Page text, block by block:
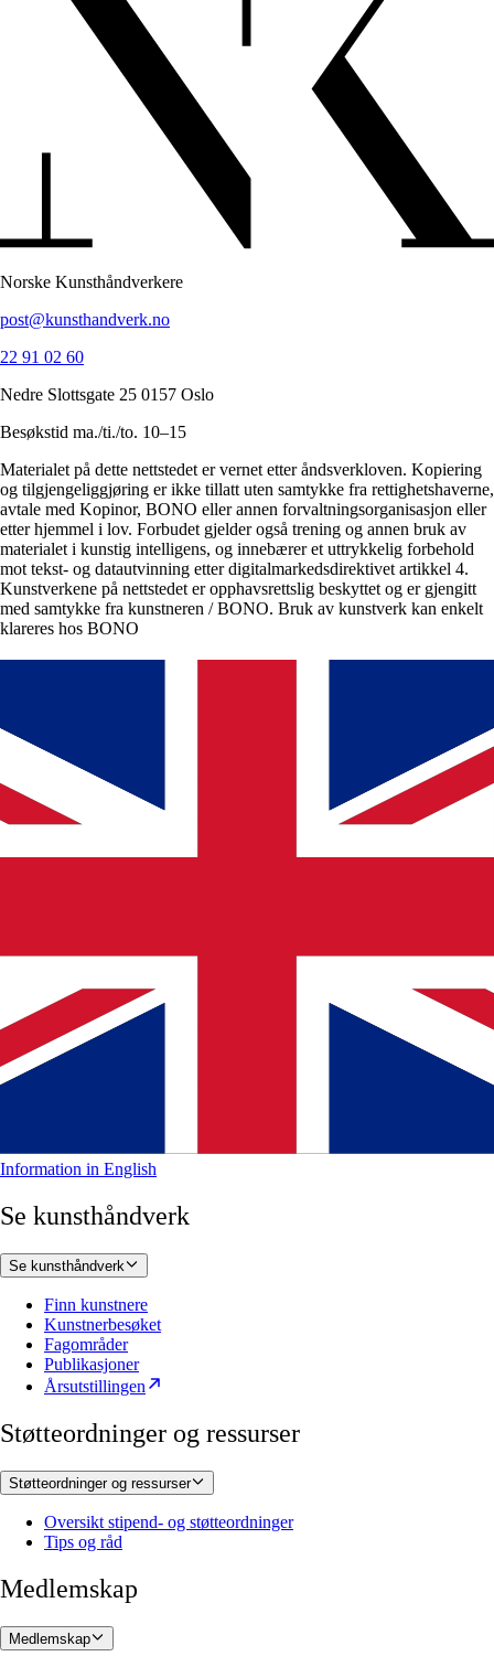
Norske Kunsthåndverkere
post@kunsthandverk.no
22 91 02 60
Nedre Slottsgate 25 0157 Oslo
Besøkstid ma./ti./to. 10–15
Materialet på dette nettstedet er vernet etter åndsverkloven. Kopiering
og tilgjengeliggjøring er ikke tillatt uten samtykke fra rettighetshaverne,
avtale med Kopinor, BONO eller annen forvaltningsorganisasjon eller
etter hjemmel i lov. Forbudet gjelder også trening og annen bruk av
materialet i kunstig intelligens, og innebærer et uttrykkelig forbehold
mot tekst- og datautvinning etter digitalmarkedsdirektivet artikkel 4.
Kunstverkene på nettstedet er opphavsrettslig beskyttet og er gjengitt
med samtykke fra kunstneren / BONO. Bruk av kunstverk kan enkelt
klareres hos BONO
Information in English
Se kunsthåndverk
Se kunsthåndverk
Finn kunstnere
Kunstnerbesøket
Fagområder
Publikasjoner
Årsutstillingen
Støtteordninger og ressurser
Støtteordninger og ressurser
Oversikt stipend- og støtteordninger
Tips og råd
Medlemskap
Medlemskap